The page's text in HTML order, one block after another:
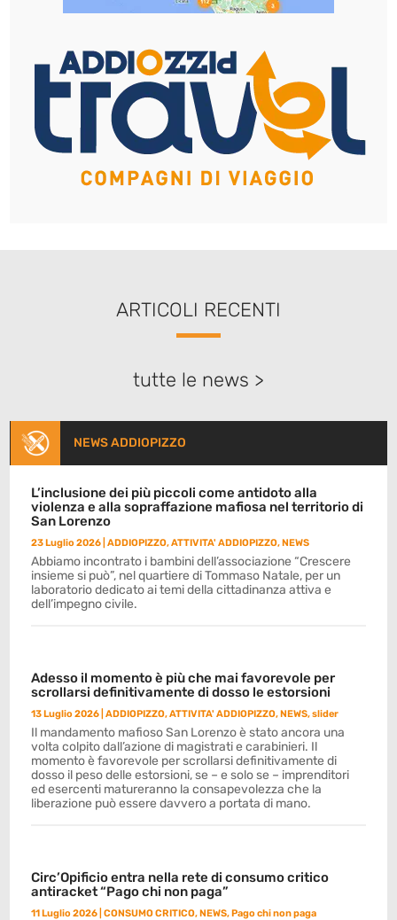
ARTICOLI RECENTI
tutte le news >
NEWS ADDIOPIZZO
L’inclusione dei più piccoli come antidoto alla
violenza e alla sopraffazione mafiosa nel territorio di
San Lorenzo
23 Luglio 2026 |ADDIOPIZZO,ATTIVITA' ADDIOPIZZO,NEWS
Abbiamo incontrato i bambini dell’associazione “Crescere
insieme si può”, nel quartiere di Tommaso Natale, per un
laboratorio dedicato ai temi della cittadinanza attiva e
dell’impegno civile.
Adesso il momento è più che mai favorevole per
scrollarsi definitivamente di dosso le estorsioni
13 Luglio 2026 |ADDIOPIZZO,ATTIVITA' ADDIOPIZZO,NEWS,slider
Il mandamento mafioso San Lorenzo è stato ancora una
volta colpito dall’azione di magistrati e carabinieri. Il
momento è favorevole per scrollarsi definitivamente di
dosso il peso delle estorsioni, se – e solo se – imprenditori
ed esercenti matureranno la consapevolezza che la
liberazione può essere davvero a portata di mano.
Circ’Opificio entra nella rete di consumo critico
antiracket “Pago chi non paga”
11 Luglio 2026 |CONSUMO CRITICO,NEWS,Pago chi non paga